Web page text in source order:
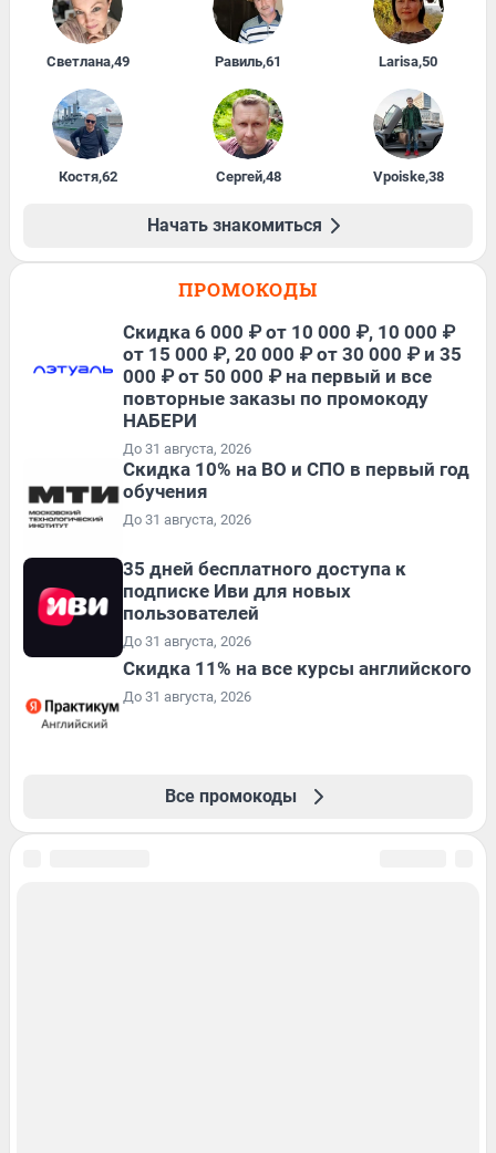
Светлана,49 Равиль,61 Larisa,50
Костя,62 Сергей,48 Vpoiske,38
Начать знакомиться
ПРОМОКОДЫ
Скидка 6 000 ₽ от 10 000 ₽, 10 000 ₽
от 15 000 ₽, 20 000 ₽ от 30 000 ₽ и 35
000 ₽ от 50 000 ₽ на первый и все
повторные заказы по промокоду
НАБЕРИ
До 31 августа, 2026
Скидка 10% на ВО и СПО в первый год
обучения
До 31 августа, 2026
35 дней бесплатного доступа к
подписке Иви для новых
пользователей
До 31 августа, 2026
Скидка 11% на все курсы английского
До 31 августа, 2026
Все промокоды